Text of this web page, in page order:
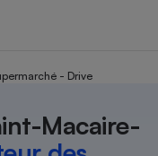
- Drive
Macaire-
Additifs
de défense
- Vente - Travaux
administrative